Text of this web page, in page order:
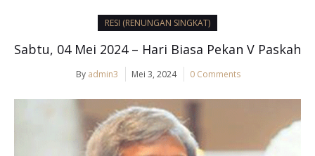
RESI (RENUNGAN SINGKAT)
Sabtu, 04 Mei 2024 – Hari Biasa Pekan V Paskah
By admin3 Mei 3, 2024 0 Comments